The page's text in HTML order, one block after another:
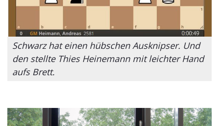
Schwarz hat einen hübschen Ausknipser. Und
den stellte Thies Heinemann mit leichter Hand
aufs Brett.